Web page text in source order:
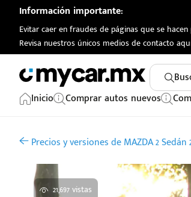
Información importante:
Evitar caer en fraudes de páginas que se
Revisa nuestros únicos medios de contacto
Inicio Comprar autos nuevos
Precios y versiones de MAZDA 2 Sedán
21,697 vistas